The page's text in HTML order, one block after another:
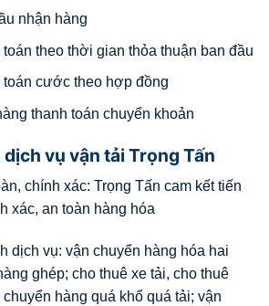
nhận hàng
theo thời gian thỏa thuận ban đầu
cước theo hợp đồng
thanh toán chuyển khoản
vụ vận tải Trọng Tấn
chính xác: Trọng Tấn cam kết tiến
xác, an toàn hàng hóa
dịch vụ: vận chuyển hàng hóa hai
ghép; cho thuê xe tải, cho thuê
hàng quá khổ quá tải; vận